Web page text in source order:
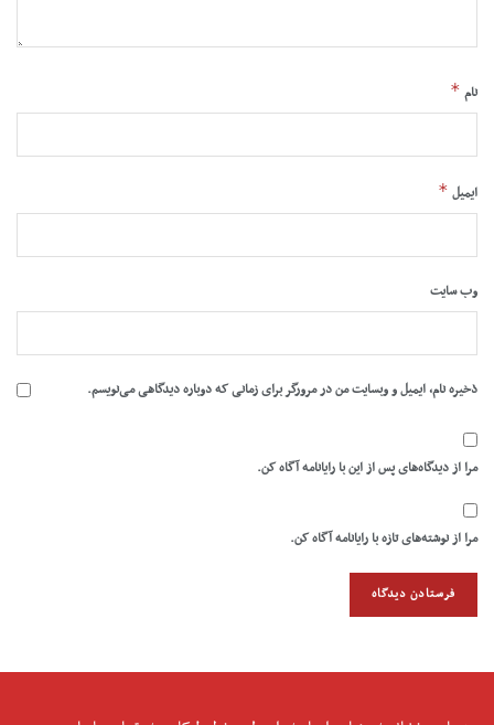
نام *
ایمیل *
وب‌ سایت
ذخیره نام، ایمیل و وبسایت من در مرورگر برای زمانی که دوباره دیدگاهی می‌نویسم.
مرا از دیدگاه‌های پس از این با رایانامه آگاه کن.
مرا از نوشته‌های تازه با رایانامه آگاه کن.